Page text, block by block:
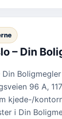
– Din
Din
96 A,
kjede-/
i Din